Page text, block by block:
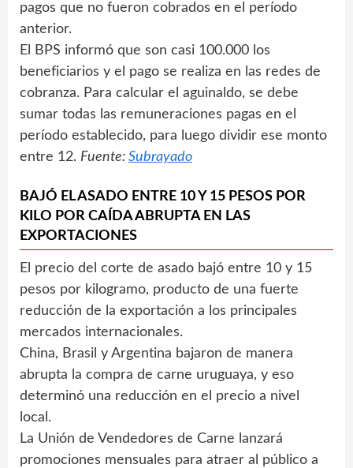
pagos que no fueron cobrados en el período
anterior.
El BPS informó que son casi 100.000 los
beneficiarios y el pago se realiza en las redes de
cobranza. Para calcular el aguinaldo, se debe
sumar todas las remuneraciones pagas en el
período establecido, para luego dividir ese monto
entre 12. Fuente: Subrayado
BAJÓ EL ASADO ENTRE 10 Y 15 PESOS POR
KILO POR CAÍDA ABRUPTA EN LAS
EXPORTACIONES
El precio del corte de asado bajó entre 10 y 15
pesos por kilogramo, producto de una fuerte
reducción de la exportación a los principales
mercados internacionales.
China, Brasil y Argentina bajaron de manera
abrupta la compra de carne uruguaya, y eso
determinó una reducción en el precio a nivel
local.
La Unión de Vendedores de Carne lanzará
promociones mensuales para atraer al público a